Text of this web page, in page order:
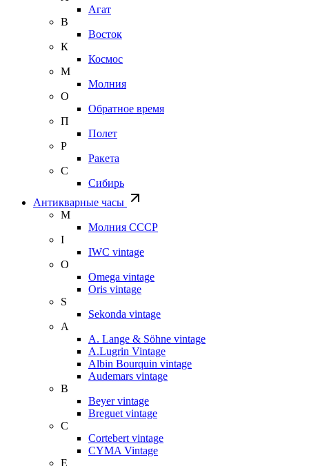
Агат
В
Восток
К
Космос
М
Молния
О
Обратное время
П
Полет
Р
Ракета
С
Сибирь
Антикварные часы
М
Молния СССР
I
IWC vintage
O
Omega vintage
Oris vintage
S
Sekonda vintage
A
A. Lange & Söhne vintage
A.Lugrin Vintage
Albin Bourquin vintage
Audemars vintage
B
Beyer vintage
Breguet vintage
C
Cortebert vintage
CYMA Vintage
E